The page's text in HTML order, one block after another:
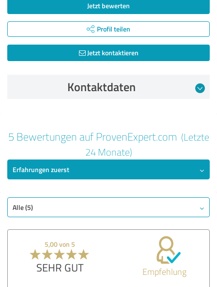
Jetzt bewerten
Profil teilen
Jetzt kontaktieren
Kontaktdaten
SEHR GUT
Nutzen
Leistungen
Durchführung
Beratung
Bewertung anzeigen
5 Bewertungen auf ProvenExpert.com (Letzte
24 Monate)
Erfahrungen zuerst
Alle (5)
5,00 von 5
SEHR GUT Empfehlung